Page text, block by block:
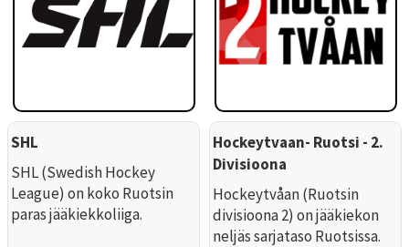
SHL
SHL (Swedish Hockey
League) on koko Ruotsin
paras jääkiekkoliiga.
Hockeytvaan- Ruotsi - 2.
Divisioona
Hockeytvåan (Ruotsin
divisioona 2) on jääkiekon
neljäs sarjataso Ruotsissa.